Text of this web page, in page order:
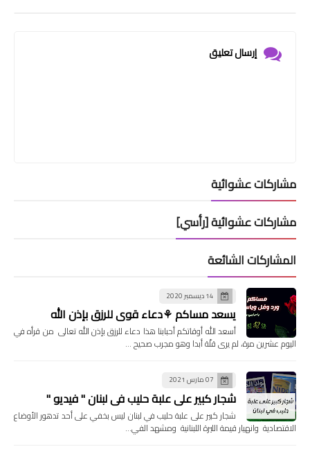
إرسال تعليق
مشاركات عشوائية
مشاركات عشوائية [رأسي]
المشاركات الشائعة
14 ديسمبر 2020
يسعد مساكم ⚘دعاء قوي للرزق بإذن الله
أسعد الله أوقاتكم أحبابنا هذا دعاء للرزق بإذن الله تعالى من قرأه في
اليوم عشرين مرة، لم يرى قلّة أبدا وهو مجرب صحيح …
07 مارس 2021
شجار كبير على علبة حليب في لبنان " فيديو "
شجار كبير على علبة حليب في لبنان ليس بخفي على أحد تدهور الأوضاع
الاقتصادية وانهيار قيمة الليرة اللبنانية ومشهد الفي…